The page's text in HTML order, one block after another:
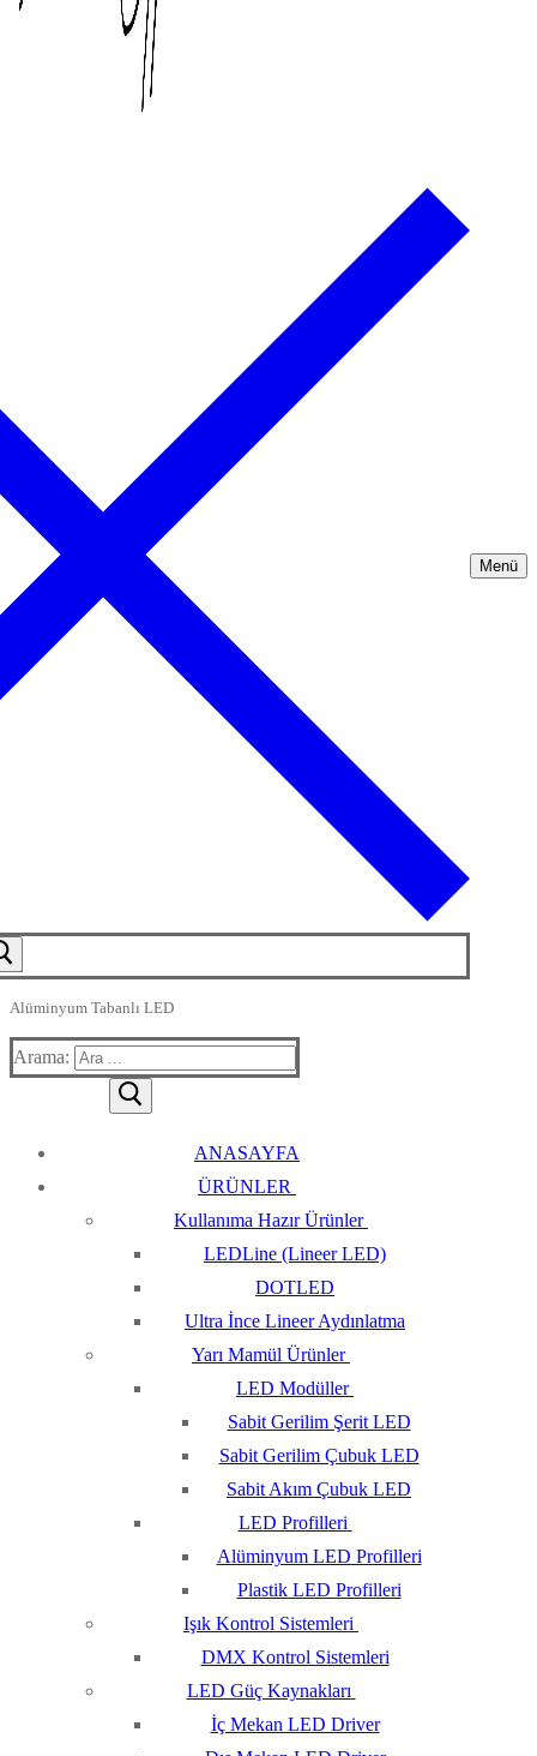
Menü
Alüminyum Tabanlı LED
Arama:
ANASAYFA
ÜRÜNLER
Kullanıma Hazır Ürünler
LEDLine (Lineer LED)
DOTLED
Ultra İnce Lineer Aydınlatma
Yarı Mamül Ürünler
LED Modüller
Sabit Gerilim Şerit LED
Sabit Gerilim Çubuk LED
Sabit Akım Çubuk LED
LED Profilleri
Alüminyum LED Profilleri
Plastik LED Profilleri
Işık Kontrol Sistemleri
DMX Kontrol Sistemleri
LED Güç Kaynakları
İç Mekan LED Driver